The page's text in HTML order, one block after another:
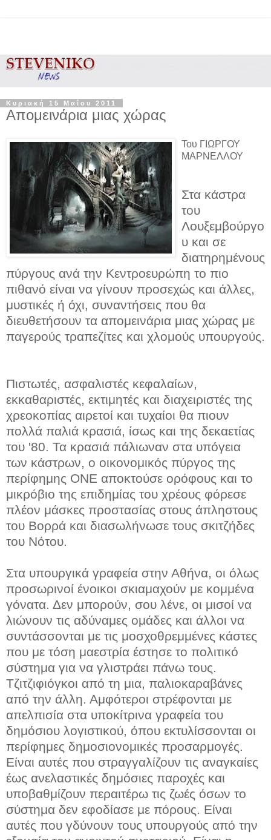
Κυριακή 15 Μαΐου 2011
Απομεινάρια μιας χώρας
Του ΓΙΩΡΓΟΥ
ΜΑΡΝΕΛΛΟΥ
Στα κάστρα
του
Λουξεμβούργο
υ και σε
διατηρημένους
πύργους ανά την Κεντροευρώπη το πιο
πιθανό είναι να γίνουν προσεχώς και άλλες,
μυστικές ή όχι, συναντήσεις που θα
διευθετήσουν τα απομεινάρια μιας χώρας με
παγερούς τραπεζίτες και χλομούς υπουργούς.
Πιστωτές, ασφαλιστές κεφαλαίων,
εκκαθαριστές, εκτιμητές και διαχειριστές της
χρεοκοπίας αιρετοί και τυχαίοι θα πιουν
πολλά παλιά κρασιά, ίσως και της δεκαετίας
του '80. Τα κρασιά πάλιωναν στα υπόγεια
των κάστρων, ο οικονομικός πύργος της
περίφημης ΟΝΕ αποκτούσε ορόφους και το
μικρόβιο της επιδημίας του χρέους φόρεσε
πλέον μάσκες προστασίας στους άπληστους
του Βορρά και διασωλήνωσε τους σκιτζήδες
του Νότου.
Στα υπουργικά γραφεία στην Αθήνα, οι όλως
προσωρινοί ένοικοι σκιαμαχούν με κομμένα
γόνατα. Δεν μπορούν, σου λένε, οι μισοί να
λιώνουν τις αδύναμες ομάδες και άλλοι να
συντάσσονται με τις μοσχοθρεμμένες κάστες
που με τόση μαεστρία έστησε το πολιτικό
σύστημα για να γλιστράει πάνω τους.
Τζιτζιφιόγκοι από τη μια, παλιοκαραβάνες
από την άλλη. Αμφότεροι στρέφονται με
απελπισία στα υποκίτρινα γραφεία του
δημόσιου λογιστικού, όπου εκτυλίσσονται οι
περίφημες δημοσιονομικές προσαρμογές.
Είναι αυτές που στραγγαλίζουν τις αναγκαίες
έως ανελαστικές δημόσιες παροχές και
υποβαθμίζουν περαιτέρω τις ζωές όσων το
σύστημα δεν εφοδίασε με πόρους. Είναι
αυτές που γδύνουν τους υπουργούς από την